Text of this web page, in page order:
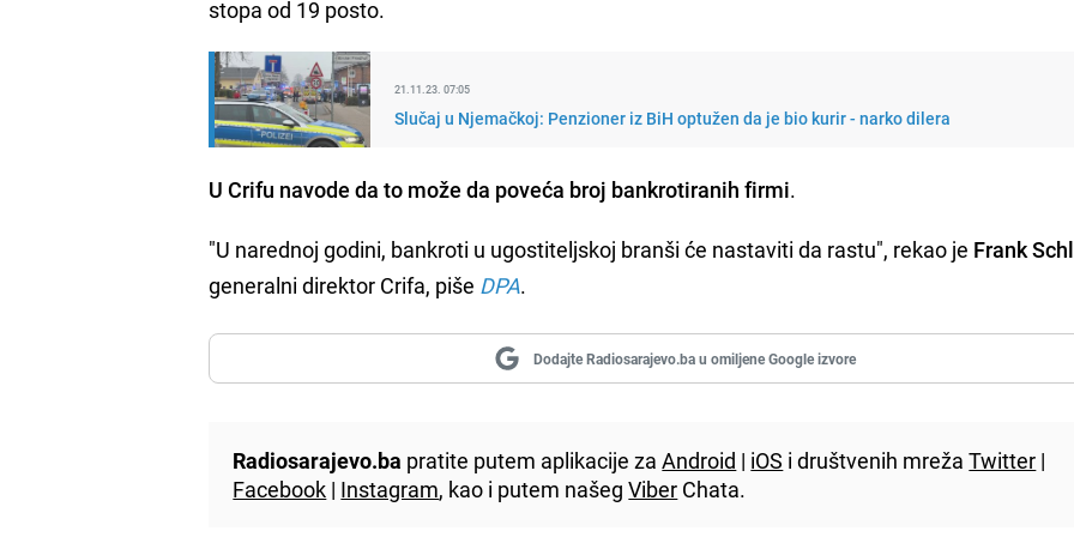
stopa od 19 posto.
21.11.23. 07:05
Slučaj u Njemačkoj: Penzioner iz BiH optužen da je bio kurir - narko dilera
U Crifu navode da to može da poveća broj bankrotiranih firmi.
"U narednoj godini, bankroti u ugostiteljskoj branši će nastaviti da rastu", rekao je Frank
generalni direktor Crifa, piše DPA.
Dodajte Radiosarajevo.ba u omiljene Google izvore
Radiosarajevo.ba pratite putem aplikacije zaAndroid | iOS i društvenih mrežaTwitter |
Facebook | Instagram, kao i putem našegViber Chata.